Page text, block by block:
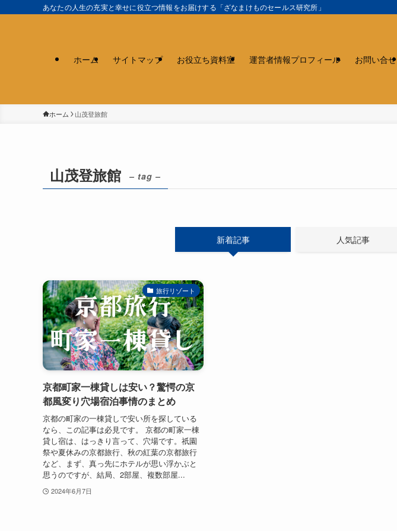
あなたの人生の充実と幸せに役立つ情報をお届けする「ざなまけものセールス研究所」
ホーム サイトマップ お役立ち資料室 運営者情報プロフィール お問い合せ
ホーム 山茂登旅館
山茂登旅館 – tag –
新着記事 人気記事
旅行リゾート
京都町家一棟貸しは安い？驚愕の京
都風変り穴場宿泊事情のまとめ
京都の町家の一棟貸しで安い所を探している
なら、この記事は必見です。 京都の町家一棟
貸し宿は、はっきり言って、穴場です。祇園
祭や夏休みの京都旅行、秋の紅葉の京都旅行
など、まず、真っ先にホテルが思い浮かぶと
思うのですが、結局、2部屋、複数部屋...
2024年6月7日